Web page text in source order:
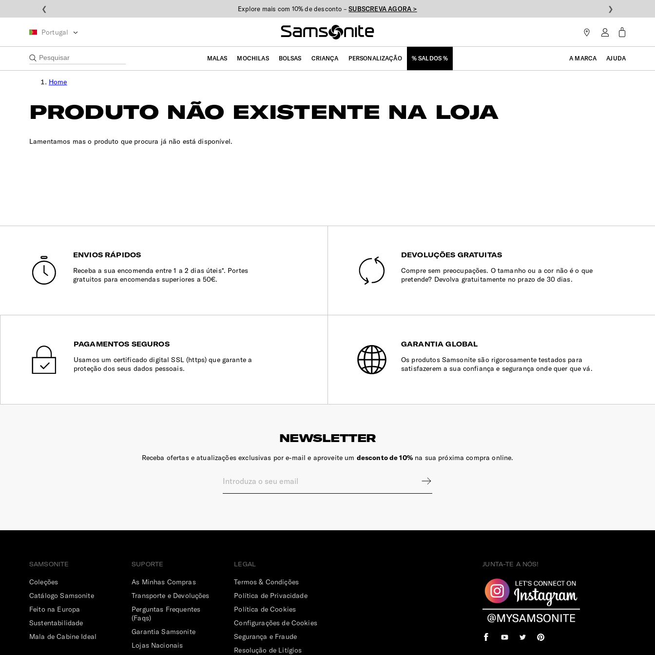
Explore mais com 10% de desconto –SUBSCREVA AGORA >
❮ ❯
Portugal
MALAS MOCHILAS BOLSAS CRIANÇA PERSONALIZAÇÃO % SALDOS % A MARCA AJUDA
Home
PRODUTO NÃO EXISTENTE NA LOJA
Lamentamos mas o produto que procura já não está disponível.
ENVIOS RÁPIDOS
Receba a sua encomenda entre 1 a 2 dias úteis*. Portes
gratuitos para encomendas superiores a 50€.
DEVOLUÇÕES GRATUITAS
Compre sem preocupações. O tamanho ou a cor não é o que
pretende? Devolva gratuitamente no prazo de 30 dias.
PAGAMENTOS SEGUROS
Usamos um certificado digital SSL (https) que garante a
proteção dos seus dados pessoais.
GARANTIA GLOBAL
Os produtos Samsonite são rigorosamente testados para
satisfazerem a sua confiança e segurança onde quer que vá.
NEWSLETTER
Receba ofertas e atualizações exclusivas por e-mail e aproveite um desconto de 10%na sua próxima compra online.
SAMSONITE
Coleções
Catálogo Samsonite
Feito na Europa
Sustentabilidade
Mala de Cabine Ideal
SUPORTE
As Minhas Compras
Transporte e Devoluções
Perguntas Frequentes
(Faqs)
Garantia Samsonite
Lojas Nacionais
LEGAL
Termos & Condições
Política de Privacidade
Política de Cookies
Configurações de Cookies
Segurança e Fraude
Resolução de Litígios
JUNTA-TE A NÓS!